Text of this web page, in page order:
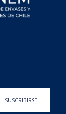
SUSCRIBIRSE